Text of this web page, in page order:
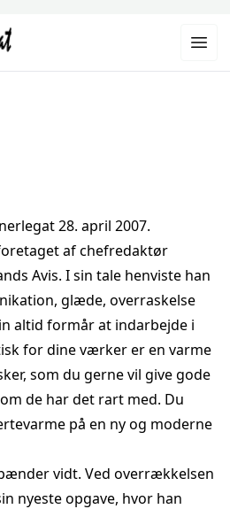
28. april 2007.
af chefredaktør
Avis. I sin tale henviste han
glæde, overraskelse
altid formår at indarbejde i
for dine værker er en varme
som du gerne vil give gode
de har det rart med. Du
på en ny og moderne
vidt. Ved overrækkelsen
nyeste opgave, hvor han